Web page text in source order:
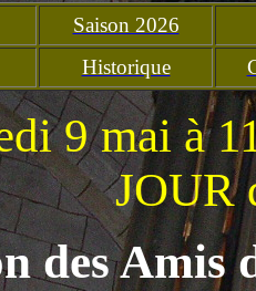
Saison 2026
Historique
9 mai à
JOUR
des Amis